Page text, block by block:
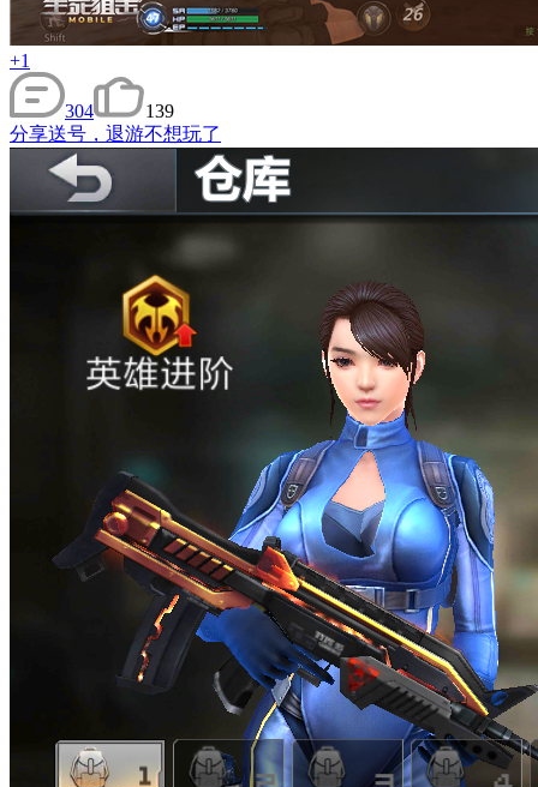
+1
304
139
分享送号，退游不想玩了